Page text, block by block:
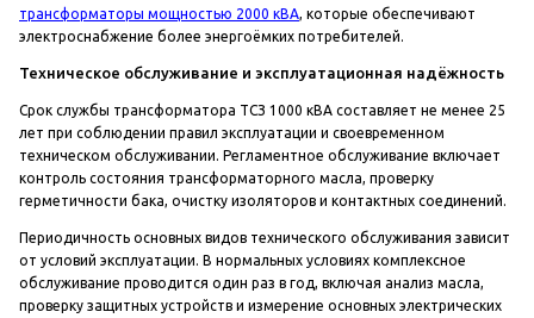
трансформаторы мощностью 2000 кВА , которые обеспечивают
электроснабжение более энергоёмких потребителей.
Техническое обслуживание и эксплуатационная надёжность
Срок службы трансформатора ТСЗ 1000 кВА составляет не менее 25
лет при соблюдении правил эксплуатации и своевременном
техническом обслуживании. Регламентное обслуживание включает
контроль состояния трансформаторного масла, проверку
герметичности бака, очистку изоляторов и контактных соединений.
Периодичность основных видов технического обслуживания зависит
от условий эксплуатации. В нормальных условиях комплексное
обслуживание проводится один раз в год, включая анализ масла,
проверку защитных устройств и измерение основных электрических